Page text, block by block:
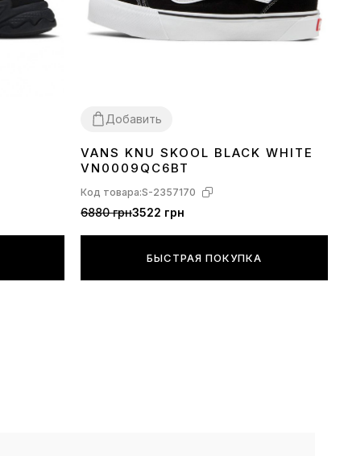
Добавить
3637 383940414243 44 45
VANS KNU SKOOL BLACK WHITE
VN0009QC6BT
Код товара:S-2357170
6880 грн3522 грн
БЫСТРАЯ ПОКУПКА